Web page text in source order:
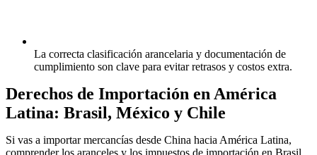
La correcta clasificación arancelaria y documentación de
cumplimiento son clave para evitar retrasos y costos extra.
Derechos de Importación en América
Latina: Brasil, México y Chile
Si vas a importar mercancías desde China hacia América Latina,
comprender los aranceles y los impuestos de importación en Brasil,